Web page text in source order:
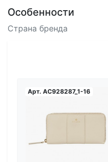
Особенности
Страна бренда
Арт. AC928287_1-16